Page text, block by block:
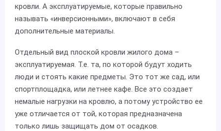
кровли. А эксплуатируемые, которые правильно
называть «инверсионными», включают в себя
дополнительные материалы.
Отдельный вид плоской кровли жилого дома –
эксплуатируемая. Т.е. та, по которой будут ходить
люди и стоять какие предметы. Это тот же сад, или
спортплощадка, или летнее кафе. Все это создает
немалые нагрузки на кровлю, а потому устройство ее
уже отличается от той, которая предназначена
только лишь защищать дом от осадков.